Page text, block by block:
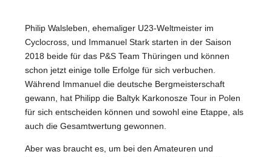
Philip Walsleben, ehemaliger U23-Weltmeister im
Cyclocross, und Immanuel Stark starten in der Saison
2018 beide für das P&S Team Thüringen und können
schon jetzt einige tolle Erfolge für sich verbuchen.
Während Immanuel die deutsche Bergmeisterschaft
gewann, hat Philipp die Baltyk Karkonosze Tour in Polen
für sich entscheiden können und sowohl eine Etappe, als
auch die Gesamtwertung gewonnen.
Aber was braucht es, um bei den Amateuren und